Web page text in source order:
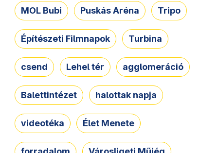
MOL Bubi Puskás Aréna Tripo
Építészeti Filmnapok Turbina
csend Lehel tér agglomeráció
Balettintézet halottak napja
videotéka Élet Menete